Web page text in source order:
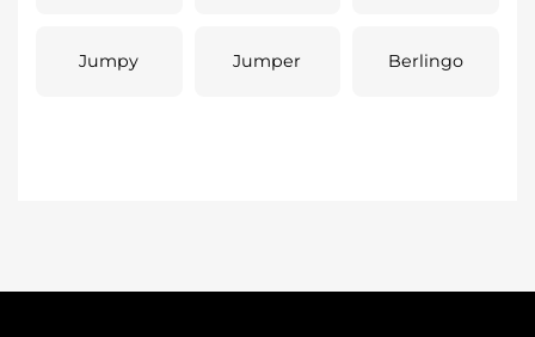
Jumpy Jumper Berlingo